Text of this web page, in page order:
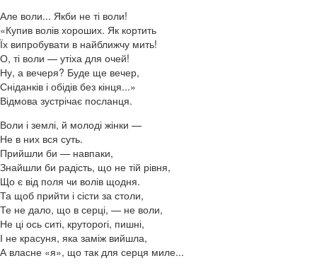
Але воли... Якби не ті воли!
«Купив волів хороших. Як кортить
Їх випробувати в найближчу мить!
О, ті воли — утіха для очей!
Ну, а вечеря? Буде ще вечер,
Сніданків і обідів без кінця...»
Відмова зустрічає посланця.
Воли і землі, й молоді жінки —
Не в них вся суть.
Прийшли би — навпаки,
Знайшли би радість, що не тій рівня,
Що є від поля чи волів щодня.
Та щоб прийти і сісти за столи,
Те не дало, що в серці, — не воли,
Не ці ось ситі, круторогі, пишні,
І не красуня, яка заміж вийшла,
А власне «я», що так для серця миле...